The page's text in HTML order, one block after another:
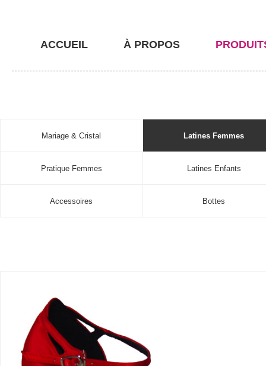
ACCUEIL À PROPOS
Mariage & Cristal Latines Femmes
Pratique Femmes Latines Enfants
Accessoires Bottes